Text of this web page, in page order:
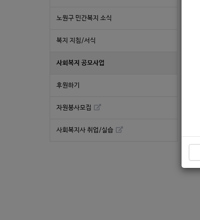
노원구 민간복지 소식
복지 지침/서식
사회복지 공모사업
후원하기
자원봉사모집
사회복지사 취업/실습